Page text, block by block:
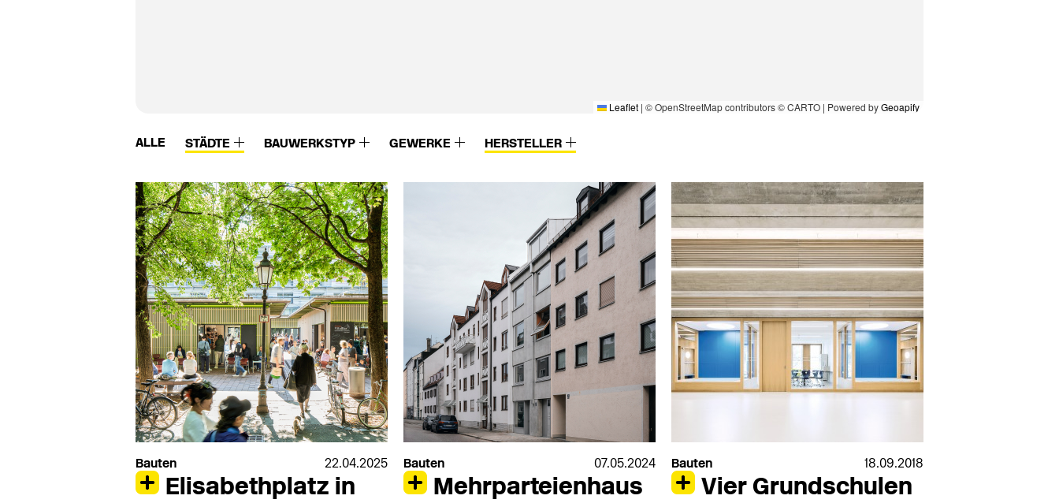
Leaflet | © OpenStreetMap contributors © CARTO | Powered byGeoapify
ALLE STÄDTE BAUWERKSTYP GEWERKE HERSTELLER
Bauten 22.04.2025
Elisabethplatz in
Bauten 07.05.2024
Mehrparteienhaus
Bauten 18.09.2018
Vier Grundschulen